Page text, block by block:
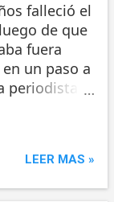
falleció el
de que
fuera
un paso a
periodista
golpe
que
LEER MAS »